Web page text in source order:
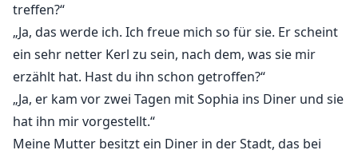
treffen?“
„Ja, das werde ich. Ich freue mich so für sie. Er scheint
ein sehr netter Kerl zu sein, nach dem, was sie mir
erzählt hat. Hast du ihn schon getroffen?“
„Ja, er kam vor zwei Tagen mit Sophia ins Diner und sie
hat ihn mir vorgestellt.“
Meine Mutter besitzt ein Diner in der Stadt, das bei